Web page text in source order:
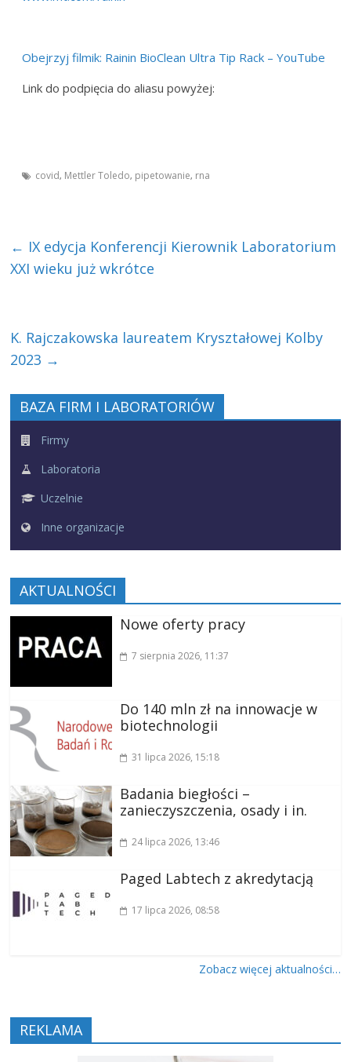
Obejrzyj filmik: Rainin BioClean Ultra Tip Rack – YouTube
Link do podpięcia do aliasu powyżej:
covid, Mettler Toledo, pipetowanie, rna
← IX edycja Konferencji Kierownik Laboratorium
XXI wieku już wkrótce
K. Rajczakowska laureatem Kryształowej Kolby
2023 →
BAZA FIRM I LABORATORIÓW
Firmy
Laboratoria
Uczelnie
Inne organizacje
AKTUALNOŚCI
Nowe oferty pracy
7 sierpnia 2026, 11:37
Do 140 mln zł na innowacje w
biotechnologii
31 lipca 2026, 15:18
Badania biegłości –
zanieczyszczenia, osady i in.
24 lipca 2026, 13:46
Paged Labtech z akredytacją
17 lipca 2026, 08:58
Zobacz więcej aktualności…
REKLAMA